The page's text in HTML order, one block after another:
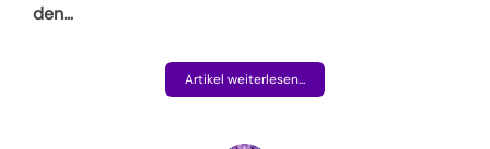
den…
Artikel weiterlesen...